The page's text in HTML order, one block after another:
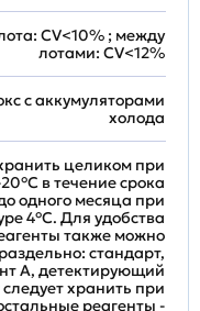
CV<10% ; между
лотами: CV<12%
с аккумуляторами
холода
целиком при
в течение срока
одного месяца при
4°C. Для удобства
также можно
стандарт,
A, детектирующий
хранить при
реагенты -